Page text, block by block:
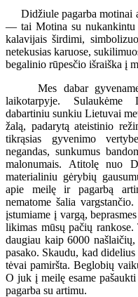
Didžiule pagarba motinai
— tai Motina su nukankintu
kalavijais širdimi,
netekusias karuose,
begalinio rūpesčio išraiška į
Mes dabar gyvename
laikotarpyje. Sulaukėme
dabartiniu sunkiu Lietuvai
žalą, padarytą ateistinio
tikrąsias gyvenimo
negandas, sunkumus
malonumais. Atitolę nuo
materialiniu gėrybių
apie meilę ir pagarbą
nematome šalia
įstumiame į vargą,
likimas mūsų pačių
daugiau kaip 6000
pasako. Skaudu, kad
tėvai pamiršta. Beglobių
O juk į meilę esame
pagarba su artimu.